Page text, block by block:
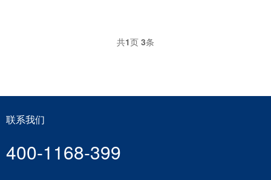
共1页 3条
联系我们
400-1168-399